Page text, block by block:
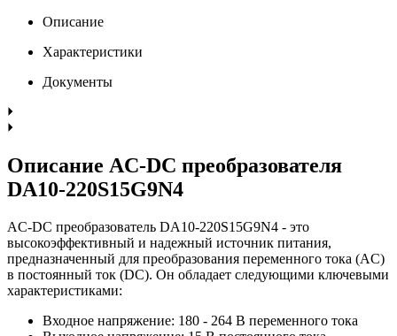
Описание
Характеристики
Документы
Описание AC-DC преобразователя
DA10-220S15G9N4
AC-DC преобразователь DA10-220S15G9N4 - это
высокоэффективный и надежный источник питания,
предназначенный для преобразования переменного тока (AC)
в постоянный ток (DC). Он обладает следующими ключевыми
характеристиками:
Входное напряжение: 180 - 264 В переменного тока